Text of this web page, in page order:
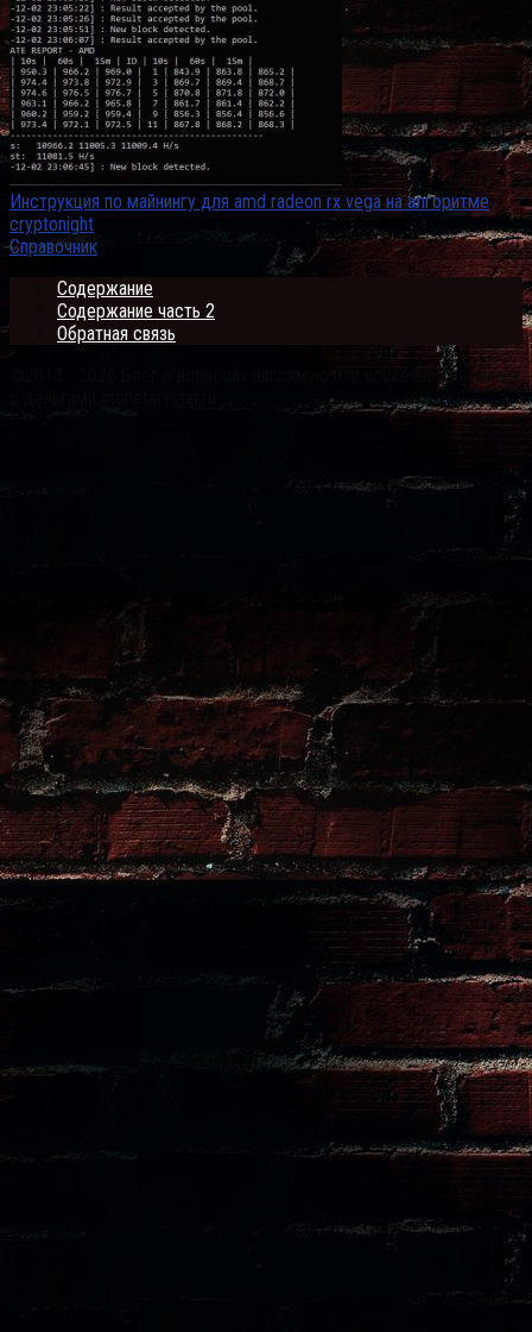
Инструкция по майнингу для amd radeon rx vega на алгоритме
cryptonight
Справочник
Содержание
Содержание часть 2
Обратная связь
©2013 - 2026 Блог о вопросах напрямую или косвенно связанных